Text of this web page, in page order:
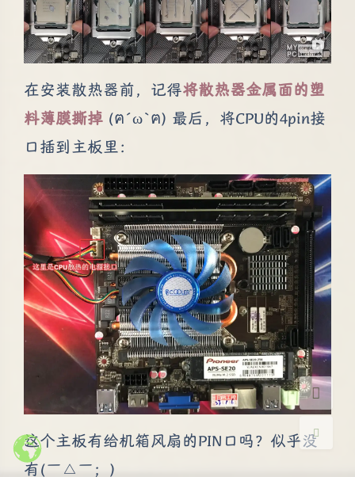
夜间模式
Sans Serif Serif
浅阴影 深阴影
关闭 日落 暗化 灰度
在安装散热器前，记得将散热器金属面的塑
料薄膜撕掉 (ฅ´ω`ฅ) 最后，将CPU的4pin接
口插到主板里：
这个主板有给机箱风扇的PIN口吗？似乎没
有(￣△￣；)